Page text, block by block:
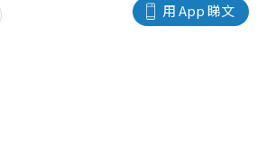
用 App 睇文